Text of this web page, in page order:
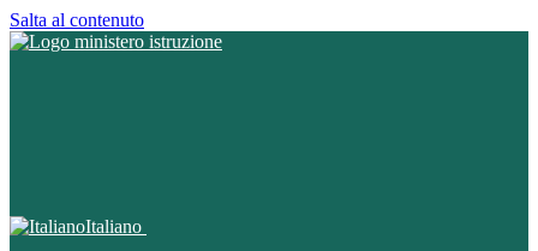
Salta al contenuto
Italiano